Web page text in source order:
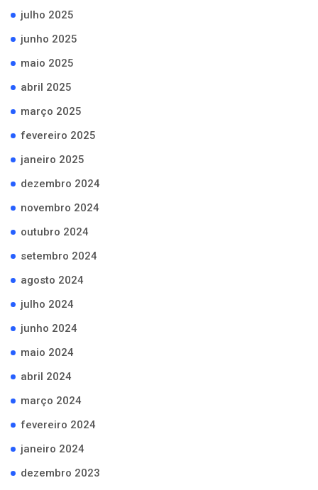
julho 2025
junho 2025
maio 2025
abril 2025
março 2025
fevereiro 2025
janeiro 2025
dezembro 2024
novembro 2024
outubro 2024
setembro 2024
agosto 2024
julho 2024
junho 2024
maio 2024
abril 2024
março 2024
fevereiro 2024
janeiro 2024
dezembro 2023